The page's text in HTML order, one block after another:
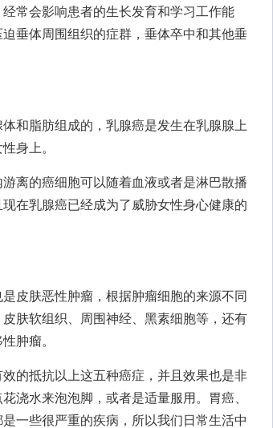
会影响患者的生长发育和学习工作能
垂体周围组织的症群，垂体卒中和其他垂
脂肪组成的，乳腺癌是发生在乳腺腺上
身上。
的癌细胞可以随着血液或者是淋巴散播
在乳腺癌已经成为了威胁女性身心健康的
肤恶性肿瘤，根据肿瘤细胞的来源不同
肤软组织、周围神经、黑素细胞等，还有
肿瘤。
的抵抗以上这五种癌症，并且效果也是非
浇水来泡泡脚，或者是适量服用。胃癌、
一些很严重的疾病，所以我们日常生活中